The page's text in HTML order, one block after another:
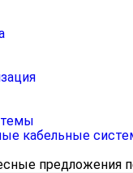
кабельные
предложения